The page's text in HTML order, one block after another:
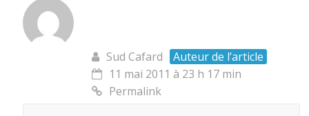
Sud Cafard
Auteur de l’article
11 mai 2011 à 23 h 17 min
Permalink